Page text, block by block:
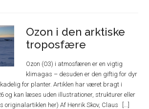
Ozon i den arktiske
troposfære
Ozon (O3) i atmosfæren er en vigtig
klimagas – desuden er den giftig for dyr
for planter. Artiklen har været bragt i
og kan læses uden illustrationer, strukturer eller
originalartiklen her) Af Henrik Skov, Claus